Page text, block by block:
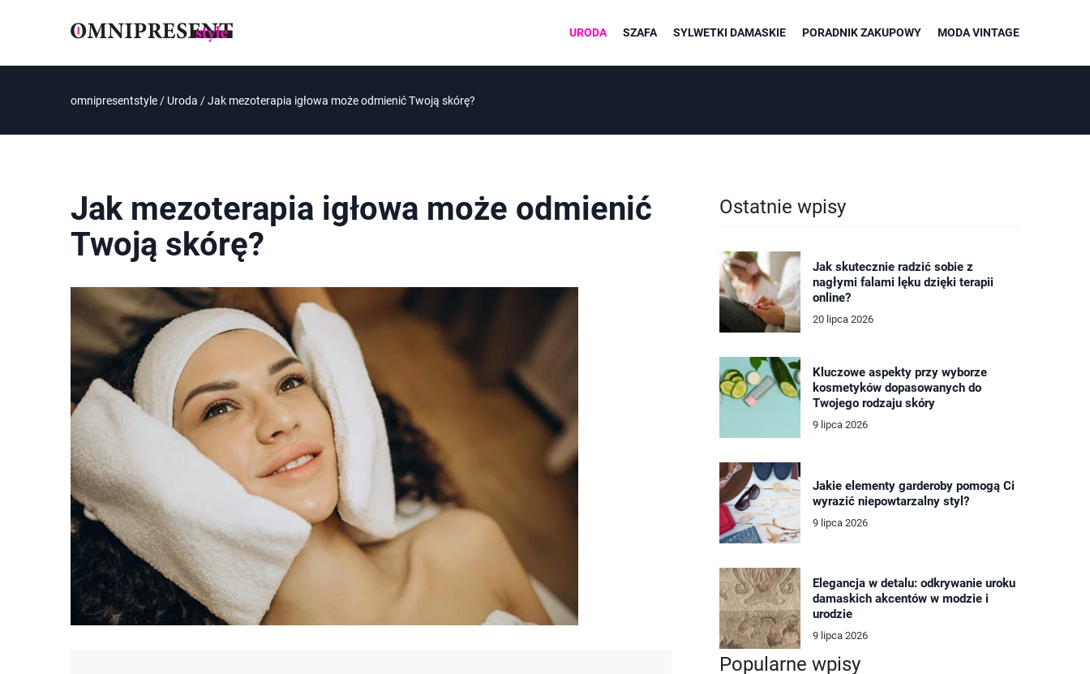
URODA SZAFA SYLWETKI DAMASKIE PORADNIK ZAKUPOWY MODA VINTAGE
omnipresentstyle / Uroda /Jak mezoterapia igłowa może odmienić Twoją skórę?
Jak mezoterapia igłowa może odmienić
Twoją skórę?
Ostatnie wpisy
Jak skutecznie radzić sobie z
nagłymi falami lęku dzięki terapii
online?
20 lipca 2026
Kluczowe aspekty przy wyborze
kosmetyków dopasowanych do
Twojego rodzaju skóry
9 lipca 2026
Jakie elementy garderoby pomogą Ci
wyrazić niepowtarzalny styl?
9 lipca 2026
Elegancja w detalu: odkrywanie uroku
damaskich akcentów w modzie i
urodzie
9 lipca 2026
Popularne wpisy